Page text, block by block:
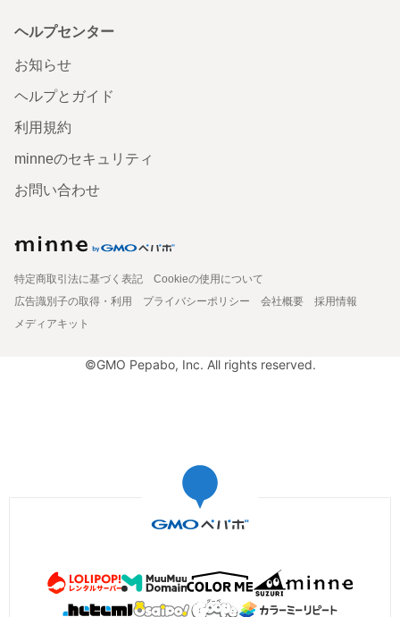
ヘルプセンター
お知らせ
ヘルプとガイド
利用規約
minneのセキュリティ
お問い合わせ
特定商取引法に基づく表記
Cookieの使用について
広告識別子の取得・利用
プライバシーポリシー 会社概要
採用情報
メディアキット
©GMO Pepabo, Inc. All rights reserved.